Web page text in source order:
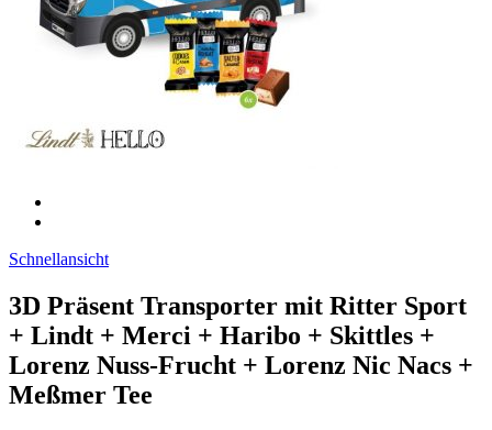
Schnellansicht
3D Präsent Transporter mit Ritter Sport
+ Lindt + Merci + Haribo + Skittles +
Lorenz Nuss-Frucht + Lorenz Nic Nacs +
Meßmer Tee